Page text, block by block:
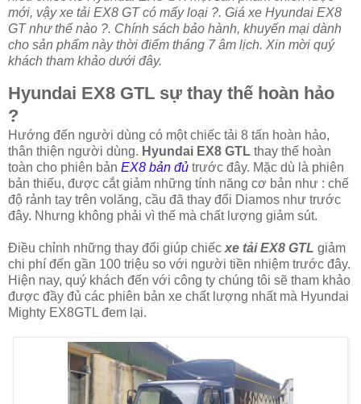
mới, vậy xe tải EX8 GT có mấy loại ?. Giá xe Hyundai EX8
GT như thế nào ?. Chính sách bảo hành, khuyến mại dành
cho sản phẩm này thời điểm tháng 7 âm lịch. Xin mời quý
khách tham khảo dưới đây.
Hyundai EX8 GTL sự thay thế hoàn hảo
?
Hướng đến người dùng có một chiếc tải 8 tấn hoàn hảo,
thân thiện người dùng. Hyundai EX8 GTL thay thế hoàn
toàn cho phiên bản EX8 bản đủ trước đây. Mặc dù là phiên
bản thiếu, được cắt giảm những tính năng cơ bản như : chế
độ rảnh tay trên volăng, cầu đã thay đổi Diamos như trước
đây. Nhưng không phải vì thế mà chất lượng giảm sút.
Điều chỉnh những thay đổi giúp chiếc xe tải EX8 GTL giảm
chi phí đến gần 100 triệu so với người tiền nhiệm trước đây.
Hiện nay, quý khách đến với công ty chúng tôi sẽ tham khảo
được đầy đủ các phiên bản xe chất lượng nhất mà Hyundai
Mighty EX8GTL đem lại.